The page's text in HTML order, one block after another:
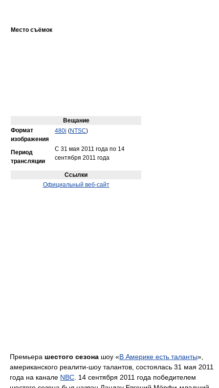
Место съёмок
Вещание
Формат
изображения
480i (NTSC)
Период
трансляции
С 31 мая 2011 года по 14
сентября 2011 года
Ссылки
Официальный веб-сайт
Премьера шестого сезона шоу «В Америке есть таланты»,
американского реалити-шоу талантов, состоялась 31 мая 2011
года на канале NBC . 14 сентября 2011 года победителем